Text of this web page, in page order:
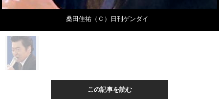
桑田佳祐（Ｃ）日刊ゲンダイ
この記事を読む